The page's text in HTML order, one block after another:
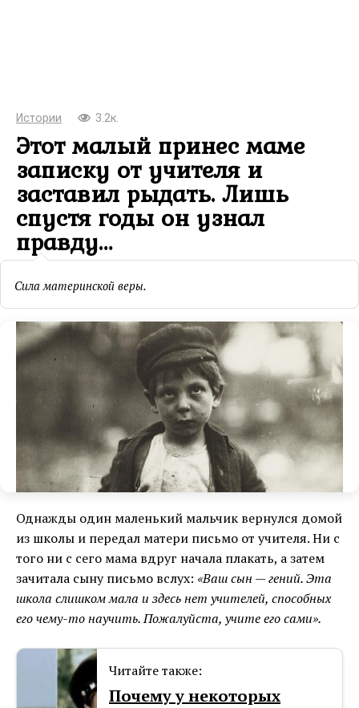
Истории 3.2к.
Этот малый принес маме
записку от учителя и
заставил рыдать. Лишь
спустя годы он узнал
правду…
Сила материнской веры.
Однажды один маленький мальчик вернулся домой
из школы и передал матери письмо от учителя. Ни с
того ни с сего мама вдруг начала плакать, а затем
зачитала сыну письмо вслух: «Ваш сын — гений. Эта
школа слишком мала и здесь нет учителей, способных
его чему-то научить. Пожалуйста, учите его сами».
Читайте также:
Почему у некоторых